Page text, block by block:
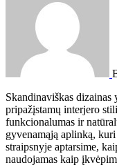
Skandinaviškas dizainas yra vienas iš populiariausių ir labiausiai
pripažįstamų interjero
funkcionalumas ir
gyvenamąją aplinką,
straipsnyje aptarsime,
naudojamas kaip